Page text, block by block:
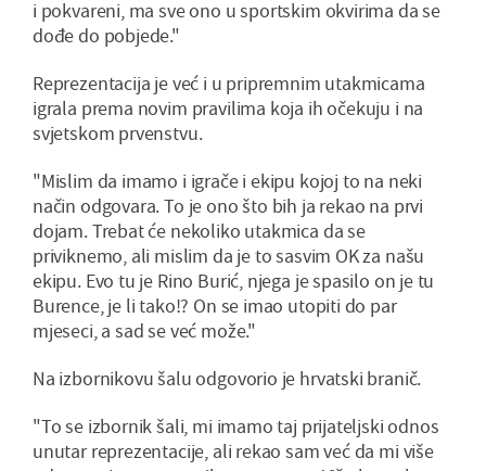
i pokvareni, ma sve ono u sportskim okvirima da se
dođe do pobjede."
Reprezentacija je već i u pripremnim utakmicama
igrala prema novim pravilima koja ih očekuju i na
svjetskom prvenstvu.
"Mislim da imamo i igrače i ekipu kojoj to na neki
način odgovara. To je ono što bih ja rekao na prvi
dojam. Trebat će nekoliko utakmica da se
priviknemo, ali mislim da je to sasvim OK za našu
ekipu. Evo tu je Rino Burić, njega je spasilo on je tu
Burence, je li tako!? On se imao utopiti do par
mjeseci, a sad se već može."
Na izbornikovu šalu odgovorio je hrvatski branič.
"To se izbornik šali, mi imamo taj prijateljski odnos
unutar reprezentacije, ali rekao sam već da mi više